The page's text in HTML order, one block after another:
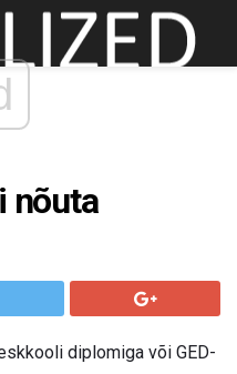
nõuta
diplomiga või GED-